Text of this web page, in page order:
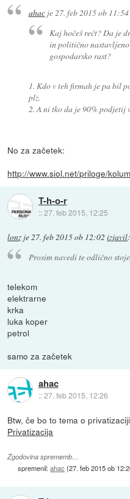
ahacje27. feb 2015 ob 11:54
Kaj hočeš rečt? Da je
in politično
gospodarsko rast?
1. Kdo v teh firmah je pa bil
plz.
2. A ni tko da je 90% podjetij
No za začetek:
http://www.siol.net/priloge/
T-h-o-r
::27. feb 2015, 12:25
lonz je 27. feb 2015 ob 12:02 izjavil:
Prosim navedi te odlično
telekom
elektrarne
krka
luka koper
petrol
samo za začetek
ahac
::27. feb 2015, 12:26
Btw, če bo to tema o
Privatizacija
Zgodovina sprememb…
spremenil:ahac (27. feb 2015 ob